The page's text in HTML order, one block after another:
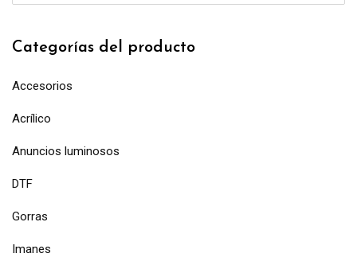
Categorías del producto
Accesorios
Acrílico
Anuncios luminosos
DTF
Gorras
Imanes